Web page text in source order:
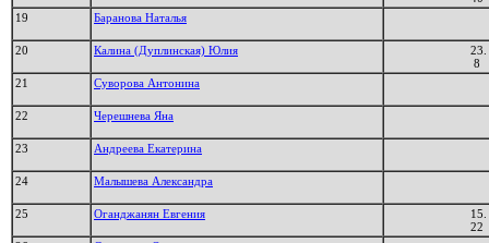
19
Баранова Наталья
20 Калина (Дуплинская) Юлия
23.
8
21
Суворова Антонина
22 Черешнева Яна
23 Андреева Екатерина
24 Малышева Александра
25 Оганджанян Евгения
15.
22